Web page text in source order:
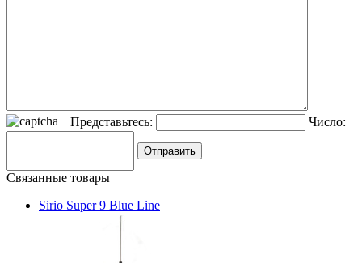
Представьтесь: Число:
Связанные товары
Sirio Super 9 Blue Line